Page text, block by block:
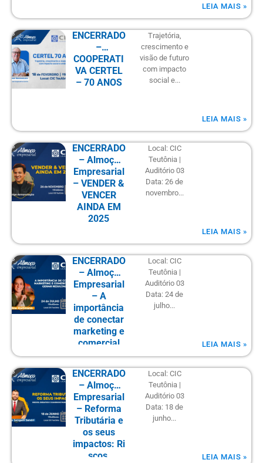
LEIA MAIS »
ENCERRADO
–
COOPERATI
VA CERTEL
– 70 ANOS
Trajetória,
crescimento e
visão de futuro
com impacto
social e...
LEIA MAIS »
ENCERRADO
– Almoço
Empresarial
– VENDER &
VENCER
AINDA EM
2025
Local: CIC
Teutônia |
Auditório 03
Data: 26 de
novembro...
LEIA MAIS »
ENCERRADO
– Almoço
Empresarial
– A
importância
de conectar
marketing e
comercial
para gerar
resultados
Local: CIC
Teutônia |
Auditório 03
Data: 24 de
julho...
LEIA MAIS »
ENCERRADO
– Almoço
Empresarial
– Reforma
Tributária e
os seus
impactos: Ri
scos,
Local: CIC
Teutônia |
Auditório 03
Data: 18 de
junho...
LEIA MAIS »